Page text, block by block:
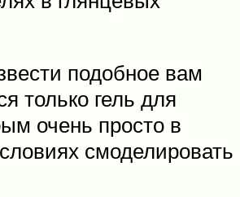
подобное вам
только гель для
очень просто в
смоделировать